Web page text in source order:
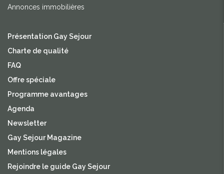
Annonces immobilières
Présentation Gay Sejour
Charte de qualité
FAQ
Offre spéciale
Programme avantages
Agenda
Newsletter
Gay Sejour Magazine
Mentions légales
Rejoindre le guide Gay Sejour